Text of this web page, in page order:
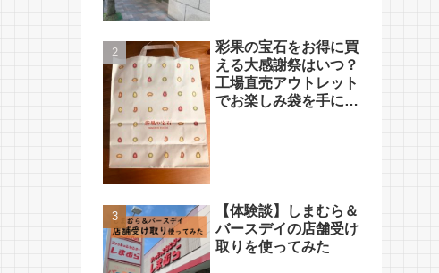
彩果の宝石をお得に買
える大感謝祭はいつ？
工場直売アウトレット
でお楽しみ袋を手に入
【体験談】しまむら＆
バースデイの店舗受け
取りを使ってみた